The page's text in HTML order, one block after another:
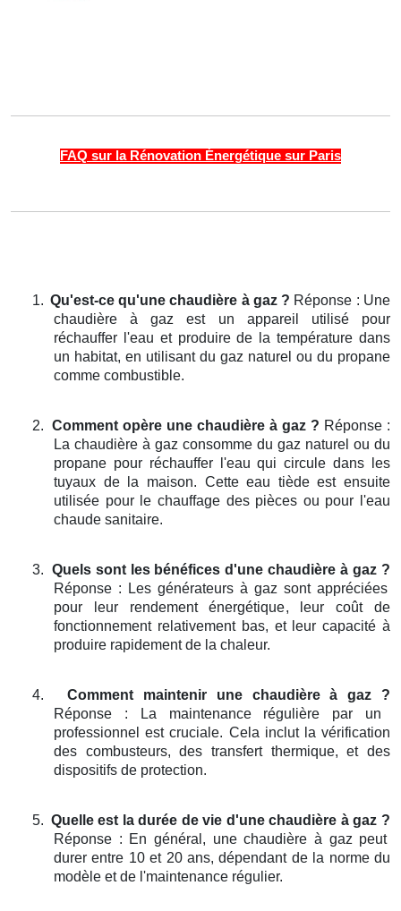
FAQ sur la Rénovation Énergétique sur Paris
1. Qu'est-ce qu'une chaudière à gaz ? Réponse : Une
chaudière à gaz est un appareil utilisé pour
réchauffer l'eau et produire de la température dans
un habitat, en utilisant du gaz naturel ou du propane
comme combustible.
2. Comment opère une chaudière à gaz ? Réponse :
La chaudière à gaz consomme du gaz naturel ou du
propane pour réchauffer l'eau qui circule dans les
tuyaux de la maison. Cette eau tiède est ensuite
utilisée pour le chauffage des pièces ou pour l'eau
chaude sanitaire.
3. Quels sont les bénéfices d'une chaudière à gaz ?
Réponse : Les générateurs à gaz sont appréciées
pour leur rendement énergétique, leur coût de
fonctionnement relativement bas, et leur capacité à
produire rapidement de la chaleur.
4.
Comment maintenir une chaudière à gaz ?
Réponse : La maintenance régulière par un
professionnel est cruciale. Cela inclut la vérification
des combusteurs, des transfert thermique, et des
dispositifs de protection.
5. Quelle est la durée de vie d'une chaudière à gaz ?
Réponse : En général, une chaudière à gaz peut
durer entre 10 et 20 ans, dépendant de la norme du
modèle et de l'maintenance régulier.